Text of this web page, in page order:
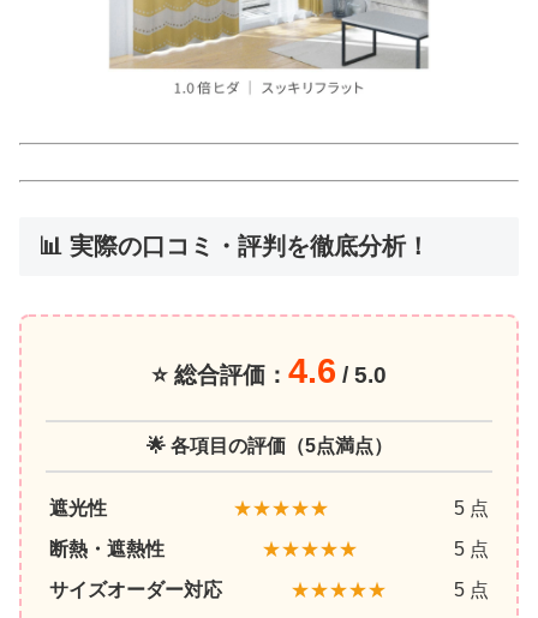
📊 実際の口コミ・評判を徹底分析！
⭐ 総合評価： 4.6 / 5.0
🌟 各項目の評価（5点満点）
遮光性 ★★★★★
5 点
断熱・遮熱性
★★★★★
5 点
サイズオーダー対応
★★★★★
5 点